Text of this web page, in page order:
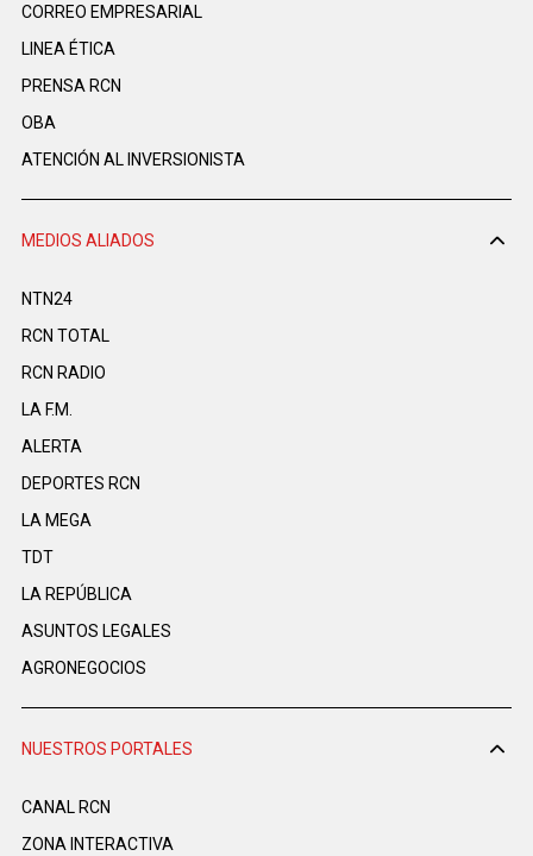
CORREO EMPRESARIAL
LINEA ÉTICA
PRENSA RCN
OBA
ATENCIÓN AL INVERSIONISTA
MEDIOS ALIADOS
NTN24
RCN TOTAL
RCN RADIO
LA F.M.
ALERTA
DEPORTES RCN
LA MEGA
TDT
LA REPÚBLICA
ASUNTOS LEGALES
AGRONEGOCIOS
NUESTROS PORTALES
CANAL RCN
ZONA INTERACTIVA